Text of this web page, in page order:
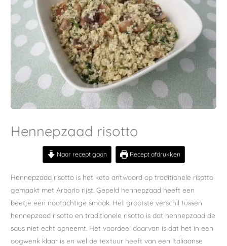
Hennepzaad risotto
Naar recept gaan Recept afdrukken
Hennepzaad risotto is het keto antwoord op traditionele risotto
gemaakt met Arborio rijst. Gepeld hennepzaad heeft een
beetje een nootachtige smaak. Het grootste verschil tussen
hennepzaad risotto en traditionele risotto is dat hennepzaad de
saus niet echt opneemt. Het voordeel daarvan is dat het in een
oogwenk klaar is en wel de textuur heeft van een Italiaanse